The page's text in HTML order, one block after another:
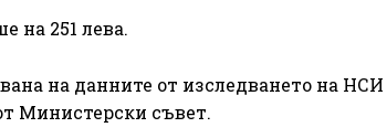
на 251 лева.
на данните от изследването на
Министерски съвет.